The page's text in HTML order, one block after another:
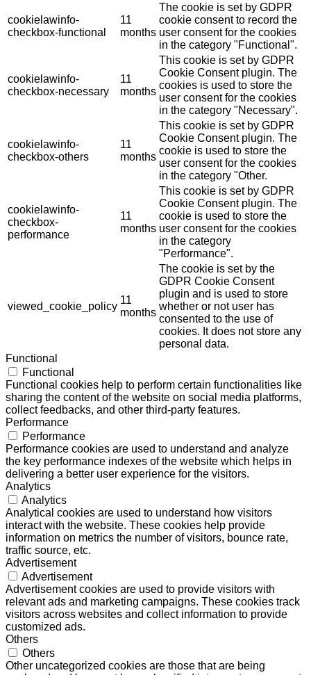
cookielawinfo-
checkbox-functional
11
months
The cookie is set by GDPR
cookie consent to record the
user consent for the cookies
in the category "Functional".
cookielawinfo-
checkbox-necessary
11
months
This cookie is set by GDPR
Cookie Consent plugin. The
cookies is used to store the
user consent for the cookies
in the category "Necessary".
cookielawinfo-
checkbox-others
11
months
This cookie is set by GDPR
Cookie Consent plugin. The
cookie is used to store the
user consent for the cookies
in the category "Other.
cookielawinfo-
checkbox-
performance
11
months
This cookie is set by GDPR
Cookie Consent plugin. The
cookie is used to store the
user consent for the cookies
in the category
"Performance".
viewed_cookie_policy
11
months
The cookie is set by the
GDPR Cookie Consent
plugin and is used to store
whether or not user has
consented to the use of
cookies. It does not store any
personal data.
Functional
Functional
Functional cookies help to perform certain functionalities like
sharing the content of the website on social media platforms,
collect feedbacks, and other third-party features.
Performance
Performance
Performance cookies are used to understand and analyze
the key performance indexes of the website which helps in
delivering a better user experience for the visitors.
Analytics
Analytics
Analytical cookies are used to understand how visitors
interact with the website. These cookies help provide
information on metrics the number of visitors, bounce rate,
traffic source, etc.
Advertisement
Advertisement
Advertisement cookies are used to provide visitors with
relevant ads and marketing campaigns. These cookies track
visitors across websites and collect information to provide
customized ads.
Others
Others
Other uncategorized cookies are those that are being